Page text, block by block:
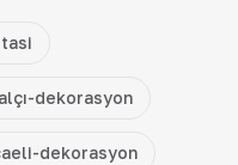
dekorasyon
dekorasyon